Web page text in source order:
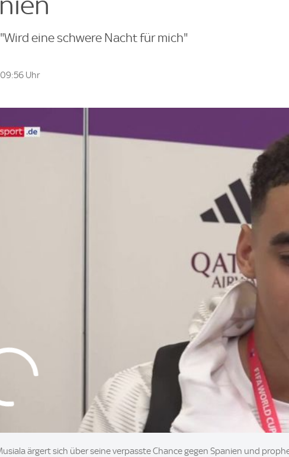
eine schwere Nacht für mich"
09:56 Uhr
ärgert sich über seine verpasste Chance gegen Spanien und